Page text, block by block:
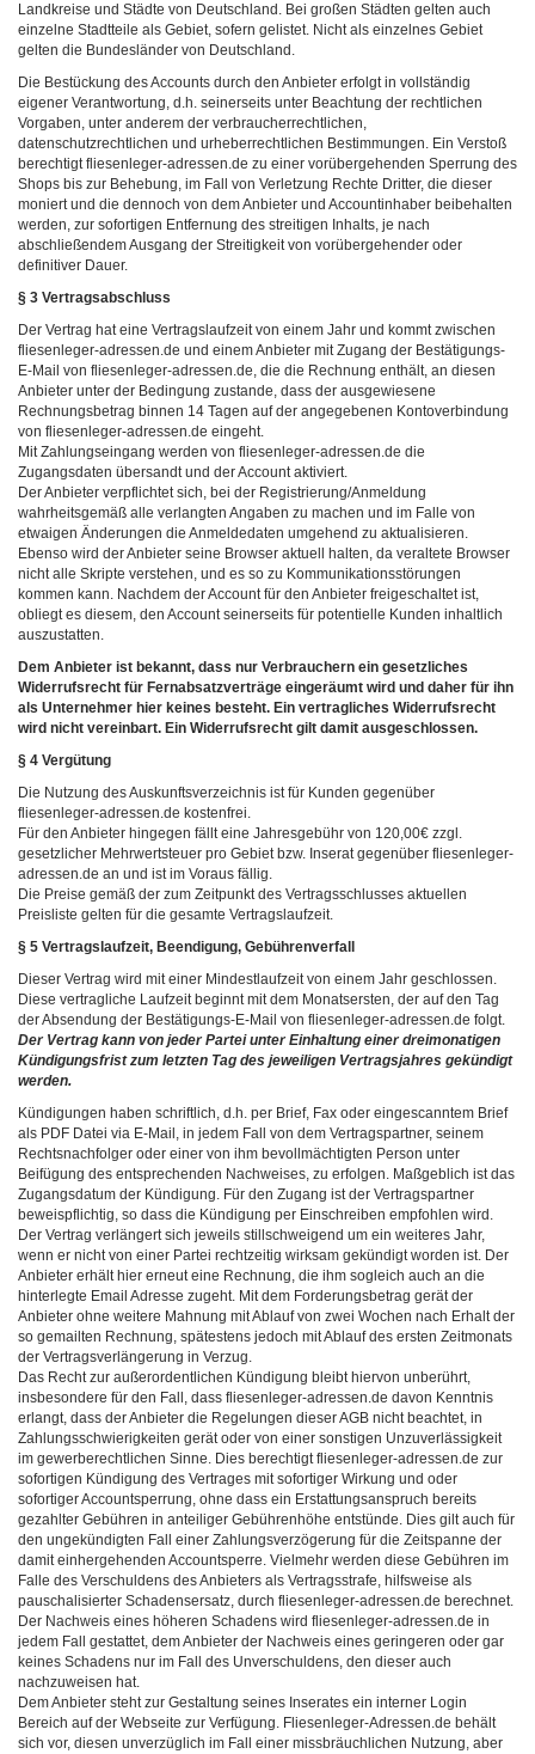
Landkreise und Städte von Deutschland. Bei großen Städten gelten auch
einzelne Stadtteile als Gebiet, sofern gelistet. Nicht als einzelnes Gebiet
gelten die Bundesländer von Deutschland.
Die Bestückung des Accounts durch den Anbieter erfolgt in vollständig
eigener Verantwortung, d.h. seinerseits unter Beachtung der rechtlichen
Vorgaben, unter anderem der verbraucherrechtlichen,
datenschutzrechtlichen und urheberrechtlichen Bestimmungen. Ein Verstoß
berechtigt fliesenleger-adressen.de zu einer vorübergehenden Sperrung des
Shops bis zur Behebung, im Fall von Verletzung Rechte Dritter, die dieser
moniert und die dennoch von dem Anbieter und Accountinhaber beibehalten
werden, zur sofortigen Entfernung des streitigen Inhalts, je nach
abschließendem Ausgang der Streitigkeit von vorübergehender oder
definitiver Dauer.
§ 3 Vertragsabschluss
Der Vertrag hat eine Vertragslaufzeit von einem Jahr und kommt zwischen
fliesenleger-adressen.de und einem Anbieter mit Zugang der Bestätigungs-
E-Mail von fliesenleger-adressen.de, die die Rechnung enthält, an diesen
Anbieter unter der Bedingung zustande, dass der ausgewiesene
Rechnungsbetrag binnen 14 Tagen auf der angegebenen Kontoverbindung
von fliesenleger-adressen.de eingeht.
Mit Zahlungseingang werden von fliesenleger-adressen.de die
Zugangsdaten übersandt und der Account aktiviert.
Der Anbieter verpflichtet sich, bei der Registrierung/Anmeldung
wahrheitsgemäß alle verlangten Angaben zu machen und im Falle von
etwaigen Änderungen die Anmeldedaten umgehend zu aktualisieren.
Ebenso wird der Anbieter seine Browser aktuell halten, da veraltete Browser
nicht alle Skripte verstehen, und es so zu Kommunikationsstörungen
kommen kann. Nachdem der Account für den Anbieter freigeschaltet ist,
obliegt es diesem, den Account seinerseits für potentielle Kunden inhaltlich
auszustatten.
Dem Anbieter ist bekannt, dass nur Verbrauchern ein gesetzliches
Widerrufsrecht für Fernabsatzverträge eingeräumt wird und daher für ihn
als Unternehmer hier keines besteht. Ein vertragliches Widerrufsrecht
wird nicht vereinbart. Ein Widerrufsrecht gilt damit ausgeschlossen.
§ 4 Vergütung
Die Nutzung des Auskunftsverzeichnis ist für Kunden gegenüber
fliesenleger-adressen.de kostenfrei.
Für den Anbieter hingegen fällt eine Jahresgebühr von 120,00€ zzgl.
gesetzlicher Mehrwertsteuer pro Gebiet bzw. Inserat gegenüber fliesenleger-
adressen.de an und ist im Voraus fällig.
Die Preise gemäß der zum Zeitpunkt des Vertragsschlusses aktuellen
Preisliste gelten für die gesamte Vertragslaufzeit.
§ 5 Vertragslaufzeit, Beendigung, Gebührenverfall
Dieser Vertrag wird mit einer Mindestlaufzeit von einem Jahr geschlossen.
Diese vertragliche Laufzeit beginnt mit dem Monatsersten, der auf den Tag
der Absendung der Bestätigungs-E-Mail von fliesenleger-adressen.de folgt.
Der Vertrag kann von jeder Partei unter Einhaltung einer dreimonatigen
Kündigungsfrist zum letzten Tag des jeweiligen Vertragsjahres gekündigt
werden.
Kündigungen haben schriftlich, d.h. per Brief, Fax oder eingescanntem Brief
als PDF Datei via E-Mail, in jedem Fall von dem Vertragspartner, seinem
Rechtsnachfolger oder einer von ihm bevollmächtigten Person unter
Beifügung des entsprechenden Nachweises, zu erfolgen. Maßgeblich ist das
Zugangsdatum der Kündigung. Für den Zugang ist der Vertragspartner
beweispflichtig, so dass die Kündigung per Einschreiben empfohlen wird.
Der Vertrag verlängert sich jeweils stillschweigend um ein weiteres Jahr,
wenn er nicht von einer Partei rechtzeitig wirksam gekündigt worden ist. Der
Anbieter erhält hier erneut eine Rechnung, die ihm sogleich auch an die
hinterlegte Email Adresse zugeht. Mit dem Forderungsbetrag gerät der
Anbieter ohne weitere Mahnung mit Ablauf von zwei Wochen nach Erhalt der
so gemailten Rechnung, spätestens jedoch mit Ablauf des ersten Zeitmonats
der Vertragsverlängerung in Verzug.
Das Recht zur außerordentlichen Kündigung bleibt hiervon unberührt,
insbesondere für den Fall, dass fliesenleger-adressen.de davon Kenntnis
erlangt, dass der Anbieter die Regelungen dieser AGB nicht beachtet, in
Zahlungsschwierigkeiten gerät oder von einer sonstigen Unzuverlässigkeit
im gewerberechtlichen Sinne. Dies berechtigt fliesenleger-adressen.de zur
sofortigen Kündigung des Vertrages mit sofortiger Wirkung und oder
sofortiger Accountsperrung, ohne dass ein Erstattungsanspruch bereits
gezahlter Gebühren in anteiliger Gebührenhöhe entstünde. Dies gilt auch für
den ungekündigten Fall einer Zahlungsverzögerung für die Zeitspanne der
damit einhergehenden Accountsperre. Vielmehr werden diese Gebühren im
Falle des Verschuldens des Anbieters als Vertragsstrafe, hilfsweise als
pauschalisierter Schadensersatz, durch fliesenleger-adressen.de berechnet.
Der Nachweis eines höheren Schadens wird fliesenleger-adressen.de in
jedem Fall gestattet, dem Anbieter der Nachweis eines geringeren oder gar
keines Schadens nur im Fall des Unverschuldens, den dieser auch
nachzuweisen hat.
Dem Anbieter steht zur Gestaltung seines Inserates ein interner Login
Bereich auf der Webseite zur Verfügung. Fliesenleger-Adressen.de behält
sich vor, diesen unverzüglich im Fall einer missbräuchlichen Nutzung, aber